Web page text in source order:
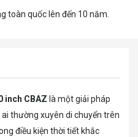
toàn quốc lên đến 10 năm.
inch CBAZ là một giải pháp
thường xuyên di chuyển trên
điều kiện thời tiết khắc